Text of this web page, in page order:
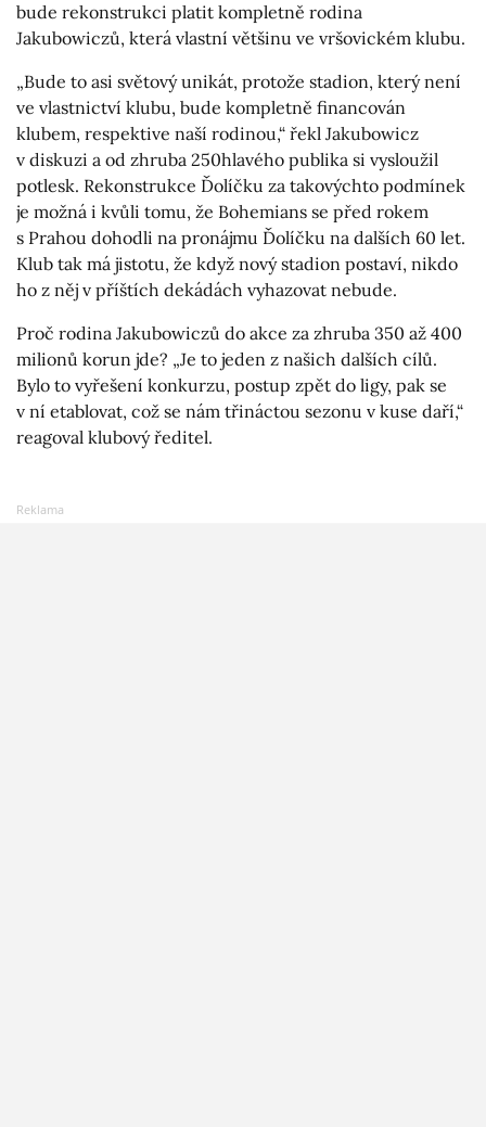
bude rekonstrukci platit kompletně rodina
Jakubowiczů, která vlastní většinu ve vršovickém klubu.
„Bude to asi světový unikát, protože stadion, který není
ve vlastnictví klubu, bude kompletně financován
klubem, respektive naší rodinou,“ řekl Jakubowicz
v diskuzi a od zhruba 250hlavého publika si vysloužil
potlesk. Rekonstrukce Ďolíčku za takovýchto podmínek
je možná i kvůli tomu, že Bohemians se před rokem
s Prahou dohodli na pronájmu Ďolíčku na dalších 60 let.
Klub tak má jistotu, že když nový stadion postaví, nikdo
ho z něj v příštích dekádách vyhazovat nebude.
Proč rodina Jakubowiczů do akce za zhruba 350 až 400
milionů korun jde? „Je to jeden z našich dalších cílů.
Bylo to vyřešení konkurzu, postup zpět do ligy, pak se
v ní etablovat, což se nám třináctou sezonu v kuse daří,“
reagoval klubový ředitel.